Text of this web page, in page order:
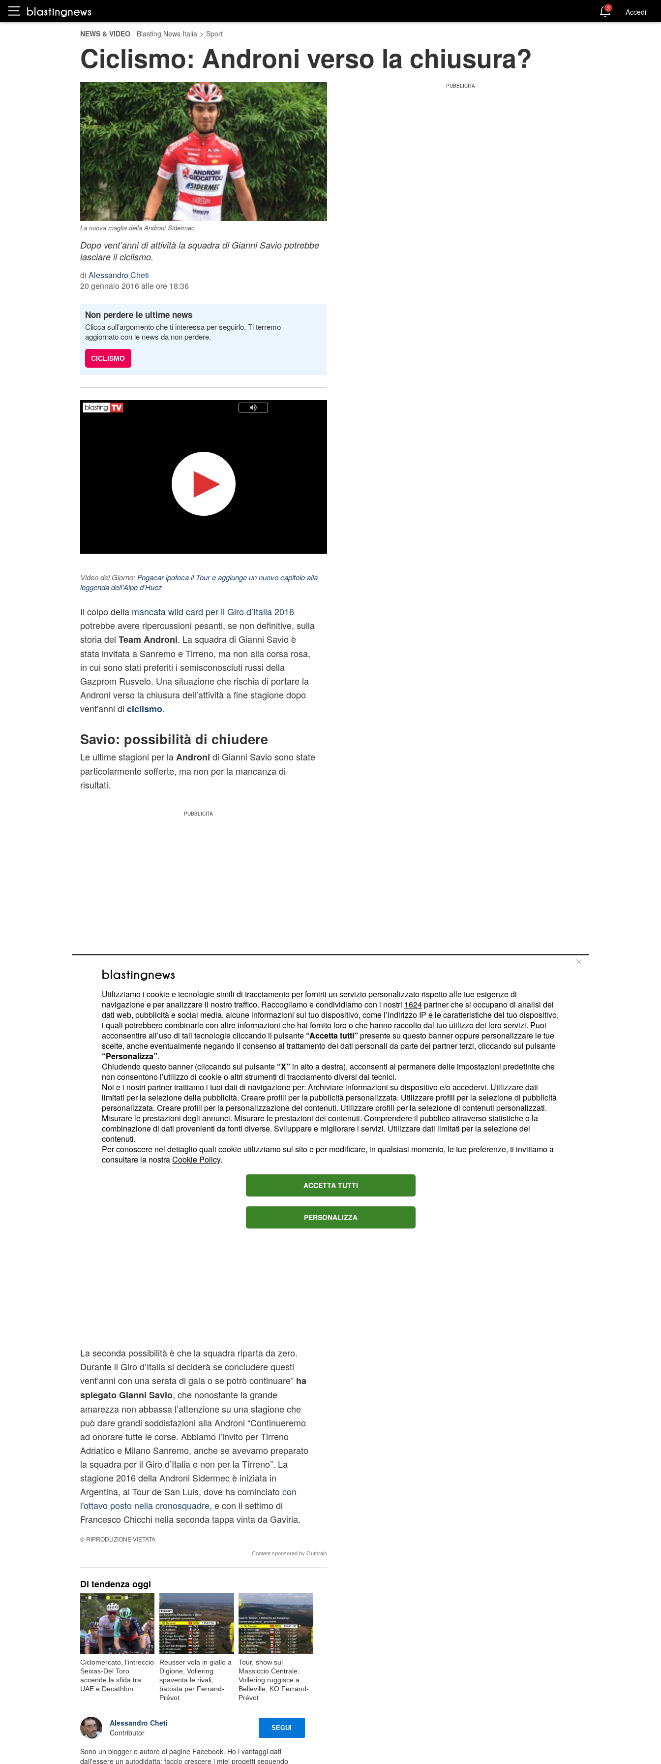
2 Accedi
NEWS & VIDEO Blasting News Italia > Sport
Ciclismo: Androni verso la chiusura?
La nuova maglia della Androni Sidermec
Dopo vent’anni di attività la squadra di Gianni Savio potrebbe
lasciare il ciclismo.
di Alessandro Cheti
20 gennaio 2016 alle ore 18:36
Non perdere le ultime news
Clicca sull’argomento che ti interessa per seguirlo. Ti terremo
aggiornato con le news da non perdere.
CICLISMO
Video del Giorno: Pogacar ipoteca il Tour e aggiunge un nuovo capitolo alla
leggenda dell'Alpe d'Huez
Il colpo dellamancata wild card per il Giro d’Italia 2016
potrebbe avere ripercussioni pesanti, se non definitive, sulla
storia del Team Androni. La squadra di Gianni Savio è
stata invitata a Sanremo e Tirreno, ma non alla corsa rosa,
in cui sono stati preferiti i semisconosciuti russi della
Gazprom Rusvelo. Una situazione che rischia di portare la
Androni verso la chiusura dell’attività a fine stagione dopo
vent'anni di ciclismo.
Savio: possibilità di chiudere
Le ultime stagioni per laAndroni di Gianni Savio sono state
particolarmente sofferte, ma non per la mancanza di
risultati.
Prima l’inadempienza del secondo sponsor Venezuela, che
ha costretto Savio a trovare soluzioni in extremis per poter
tenere economicamente in piedi la squadra. Poi nella scorsa
stagione i duecasi di dopingdi Davide Appollonio e Fabio
Taborre che sono costati un mese di inattività alla squadra
ma soprattutto un rilevante danno di immagine. Un ciclo
mercato importante con innesti di qualità come Francesco
Gavazzi, Daniele Ratto, Rodolfo Torres, Mirko Selvaggi e
Davide Viganò, non è bastato alla Androni per garantirsi una
delle wild card a disposizione per ilGiro d’Italia.Un duro
colpo per una squadra che si vede esclusa dalla corsa più
importante della stagione.
“C’è la possibilità di chiudere a fine stagione.
La seconda possibilità è che la squadra riparta da zero.
Durante il Giro d’Italia si deciderà se concludere questi
vent’anni con una serata di gala o se potrò continuare” ha
spiegato Gianni Savio, che nonostante la grande
amarezza non abbassa l’attenzione su una stagione che
può dare grandi soddisfazioni alla Androni “Continueremo
ad onorare tutte le corse. Abbiamo l’invito per Tirreno
Adriatico e Milano Sanremo, anche se avevamo preparato
la squadra per il Giro d’Italia e non per la Tirreno”. La
stagione 2016 della Androni Sidermec è iniziata in
Argentina, al Tour de San Luis, dove ha cominciato con
l'ottavo posto nella cronosquadre, e con il settimo di
Francesco Chicchi nella seconda tappa vinta da Gaviria.
© RIPRODUZIONE VIETATA
Content sponsored by Outbrain
Di tendenza oggi
Ciclomercato, l'intreccio
Seixas-Del Toro
accende la sfida tra
UAE e Decathlon
Reusser vola in giallo a
Digione, Vollering
spaventa le rivali,
batosta per Ferrand-
Prévot
Tour, show sul
Massiccio Centrale:
Vollering ruggisce a
Belleville, KO Ferrand-
Prévot
Alessandro Cheti
Contributor
SEGUI
Sono un blogger e autore di pagine Facebook. Ho i vantaggi dati
dall'essere un autodidatta: faccio crescere i miei progetti seguendo
Utilizziamo i cookie e tecnologie simili di tracciamento per fornirti un servizio personalizzato rispetto alle tue esigenze di
navigazione e per analizzare il nostro traffico. Raccogliamo e condividiamo con i nostri 1624partner che si occupano di analisi dei
dati web, pubblicità e social media, alcune informazioni sul tuo dispositivo, come l’indirizzo IP e le caratteristiche del tuo dispositivo,
i quali potrebbero combinarle con altre informazioni che hai fornito loro o che hanno raccolto dal tuo utilizzo dei loro servizi. Puoi
acconsentire all’uso di tali tecnologie cliccando il pulsante “Accetta tutti” presente su questo banner oppure personalizzare le tue
scelte, anche eventualmente negando il consenso al trattamento dei dati personali da parte dei partner terzi, cliccando sul pulsante
“Personalizza”.
Chiudendo questo banner (cliccando sul pulsante “X” in alto a destra), acconsenti al permanere delle impostazioni predefinite che
non consentono l’utilizzo di cookie o altri strumenti di tracciamento diversi dai tecnici.
Noi e i nostri partner trattiamo i tuoi dati di navigazione per: Archiviare informazioni su dispositivo e/o accedervi. Utilizzare dati
limitati per la selezione della pubblicità. Creare profili per la pubblicità personalizzata. Utilizzare profili per la selezione di pubblicità
personalizzata. Creare profili per la personalizzazione dei contenuti. Utilizzare profili per la selezione di contenuti personalizzati.
Misurare le prestazioni degli annunci. Misurare le prestazioni dei contenuti. Comprendere il pubblico attraverso statistiche o la
combinazione di dati provenienti da fonti diverse. Sviluppare e migliorare i servizi. Utilizzare dati limitati per la selezione dei
contenuti.
Per conoscere nel dettaglio quali cookie utilizziamo sul sito e per modificare, in qualsiasi momento, le tue preferenze, ti invitiamo a
consultare la nostraCookie Policy.
ACCETTA TUTTI
PERSONALIZZA